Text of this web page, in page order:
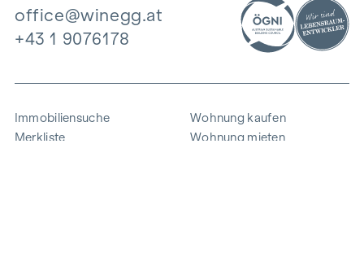
office@winegg.at
+43 1 9076178
Immobiliensuche
Merkliste
Wohnung kaufen
Wohnung mieten